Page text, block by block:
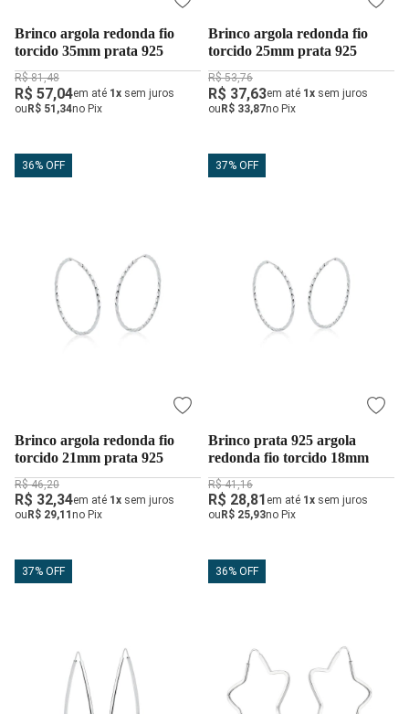
Brinco argola redonda fio
torcido 35mm prata 925
R$ 81,48
R$ 57,04em até 1x sem juros
ouR$ 51,34no Pix
Brinco argola redonda fio
torcido 25mm prata 925
R$ 53,76
R$ 37,63em até 1x sem juros
ouR$ 33,87no Pix
36% OFF
Brinco argola redonda fio
torcido 21mm prata 925
R$ 46,20
R$ 32,34em até 1x sem juros
ou R$ 29,11 no Pix
37% OFF
Brinco prata 925 argola
redonda fio torcido 18mm
R$ 41,16
R$ 28,81 em até 1x sem juros
ou R$ 25,93no Pix
37% OFF 36% OFF